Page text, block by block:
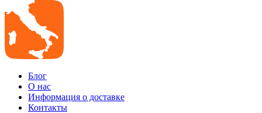
Блог
О нас
Информация о доставке
Контакты